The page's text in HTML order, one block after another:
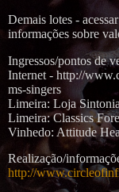
Demais lotes -
informações sobre
Ingressos/pontos de
Internet - http://
ms-singers
Limeira: Loja
Limeira: Classics
Vinhedo: Attitude
Realização/
http://